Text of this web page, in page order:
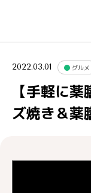
2022.03.01 グルメ
【手軽に
ズ焼き＆薬